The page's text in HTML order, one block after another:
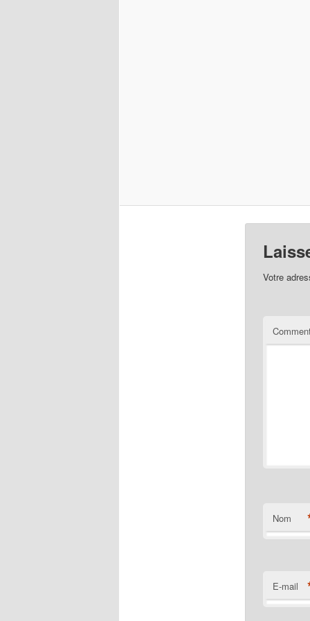
Votre
Nom
E-mail